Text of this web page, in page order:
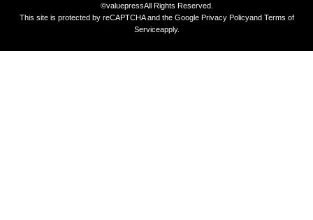
©valuepressAll Rights Reserved.
This site is protected by reCAPTCHA and the GooglePrivacy PolicyandTerms of
Serviceapply.